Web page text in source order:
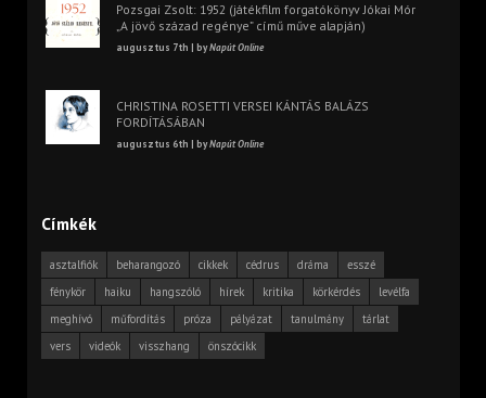
Pozsgai Zsolt: 1952 (játékfilm forgatókönyv Jókai Mór
„A jövő század regénye” című műve alapján)
augusztus 7th | byNapút Online
CHRISTINA ROSETTI VERSEI KÁNTÁS BALÁZS
FORDÍTÁSÁBAN
augusztus 6th | byNapút Online
Címkék
asztalfiók beharangozó cikkek cédrus dráma
esszé
fénykör
haiku hangszóló hírek kritika körkérdés
levélfa
meghívó
műfordítás próza pályázat tanulmány
tárlat
vers
videók visszhang önszócikk